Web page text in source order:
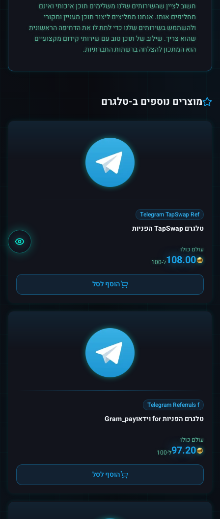
חשוב לציין שהשירותים שלנו משלימים תוכן איכותי ואינם
מחליפים אותו. אנחנו ממליצים ליצור תוכן מעניין ומקורי
ולהשתמש בשירותים שלנו כדי לתת לו את הדחיפה הראשונית
שהוא צריך. שילוב של תוכן טוב עם שירותי קידום מקצועיים
הוא המתכון להצלחה ברשתות החברתיות.
מוצרים נוספים ב-טלגרם
Telegram TapSwap Ref
טלגרם TapSwap הפניות
עולם כולו
108.00ל-100
הוסף לסל
Telegram Referrals f
טלגרם הפניות for וידאוGram_pay
עולם כולו
97.20ל-100
הוסף לסל